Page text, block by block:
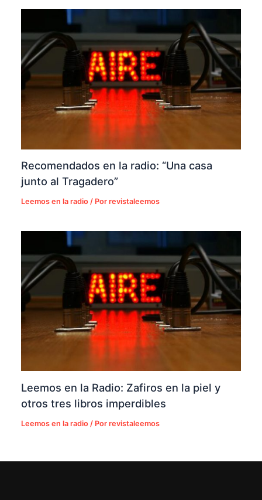
Recomendados en la radio: “Una casa
junto al Tragadero”
Leemos en la radio / Porrevistaleemos
Leemos en la Radio: Zafiros en la piel y
otros tres libros imperdibles
Leemos en la radio / Porrevistaleemos